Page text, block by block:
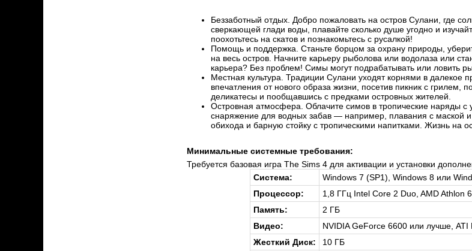
Беззаботный отдых. Добро пожаловать на остров Сулани, где
сверкающей глади воды, плавайте сколько душе угодно и
поохотьтесь на скатов и познакомьтесь с русалкой!
Помощь и поддержка. Станьте борцом за охрану природы,
на весь остров. Начните карьеру рыболова или водолаза или
карьера? Без проблем! Симы могут подрабатывать или ловить
Местная культура. Традиции Сулани уходят корнями в
впечатления от нового образа жизни, посетив пикник с
деликатесы и пообщавшись с предками островных жителей.
Островная атмосфера. Облачите симов в тропические наряды
снаряжение для водных забав — например, плавания с маской
обихода и барную стойку с тропическими напитками. Жизнь на
Минимальные системные требования:
Требуется базовая игра The Sims 4 для активации и установки
Система:
Windows 7 (SP1), Windows 8 или
Процессор:
1,8 ГГц Intel Core 2 Duo, AMD Athlon
Память:
2 ГБ
Видео:
NVIDIA GeForce 6600 или лучше,
Жесткий Диск:
10 ГБ